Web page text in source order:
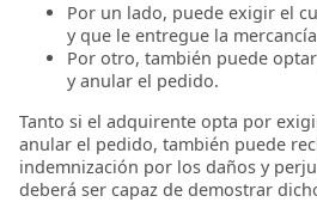
Por un lado, puede exigir el
y que le entregue la
Por otro, también puede
y anular el pedido.
Tanto si el adquirente opta por
anular el pedido, también puede
indemnización por los daños y
deberá ser capaz de demostrar